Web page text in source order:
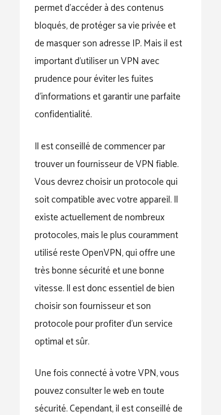
permet d’accéder à des contenus
bloqués, de protéger sa vie privée et
de masquer son adresse IP. Mais il est
important d’utiliser un VPN avec
prudence pour éviter les fuites
d’informations et garantir une parfaite
confidentialité.
Il est conseillé de commencer par
trouver un fournisseur de VPN fiable.
Vous devrez choisir un protocole qui
soit compatible avec votre appareil. Il
existe actuellement de nombreux
protocoles, mais le plus couramment
utilisé reste OpenVPN, qui offre une
très bonne sécurité et une bonne
vitesse. Il est donc essentiel de bien
choisir son fournisseur et son
protocole pour profiter d’un service
optimal et sûr.
Une fois connecté à votre VPN, vous
pouvez consulter le web en toute
sécurité. Cependant, il est conseillé de